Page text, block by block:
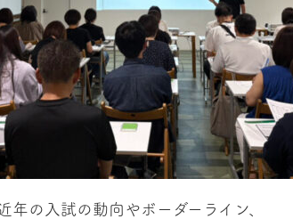
の入試の動向やボーダーライン、